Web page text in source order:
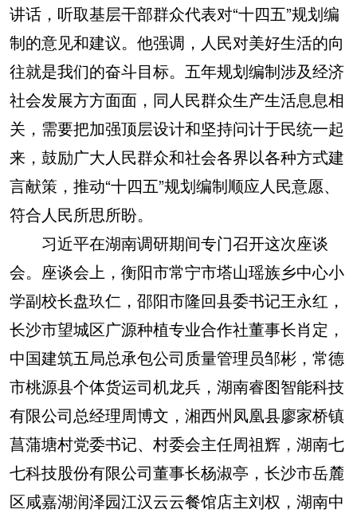
讲话，听取基层干部群众代表对“十四五”规划编
制的意见和建议。他强调，人民对美好生活的向
往就是我们的奋斗目标。五年规划编制涉及经济
社会发展方方面面，同人民群众生产生活息息相
关，需要把加强顶层设计和坚持问计于民统一起
来，鼓励广大人民群众和社会各界以各种方式建
言献策，推动“十四五”规划编制顺应人民意愿、
符合人民所思所盼。
习近平在湖南调研期间专门召开这次座谈
会。座谈会上，衡阳市常宁市塔山瑶族乡中心小
学副校长盘玖仁，邵阳市隆回县委书记王永红，
长沙市望城区广源种植专业合作社董事长肖定，
中国建筑五局总承包公司质量管理员邹彬，常德
市桃源县个体货运司机龙兵，湖南睿图智能科技
有限公司总经理周博文，湘西州凤凰县廖家桥镇
菖蒲塘村党委书记、村委会主任周祖辉，湖南七
七科技股份有限公司董事长杨淑亭，长沙市岳麓
区咸嘉湖润泽园江汉云云餐馆店主刘权，湖南中